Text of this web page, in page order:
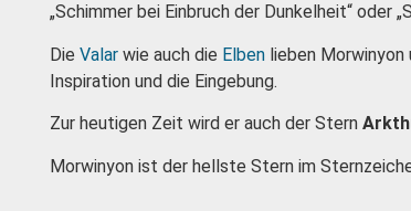
„Schimmer bei Einbruch der Dunkelheit“ oder
Die Valar wie auch die Elben lieben
Inspiration und die Eingebung.
Zur heutigen Zeit wird er auch der Stern
Morwinyon ist der hellste Stern im